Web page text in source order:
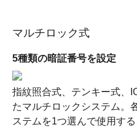
マルチロック式
5種類の暗証番号を設定
指紋照合式、テンキー式、
たマルチロックシステム。
ステムを1つ選んで使用する